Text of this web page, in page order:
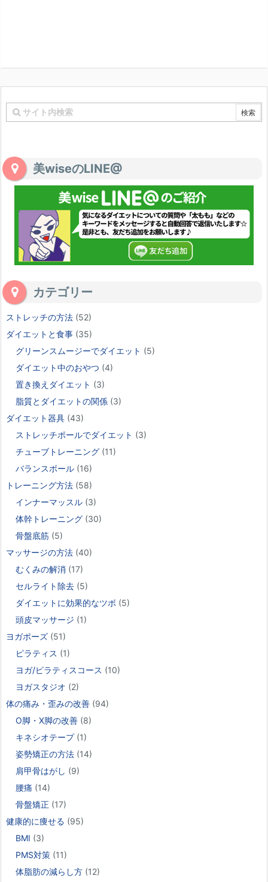
美wiseのLINE@
カテゴリー
ストレッチの方法 (52)
ダイエットと食事 (35)
グリーンスムージーでダイエット (5)
ダイエット中のおやつ (4)
置き換えダイエット (3)
脂質とダイエットの関係 (3)
ダイエット器具 (43)
ストレッチポールでダイエット (3)
チューブトレーニング (11)
バランスボール (16)
トレーニング方法 (58)
インナーマッスル (3)
体幹トレーニング (30)
骨盤底筋 (5)
マッサージの方法 (40)
むくみの解消 (17)
セルライト除去 (5)
ダイエットに効果的なツボ (5)
頭皮マッサージ (1)
ヨガポーズ (51)
ピラティス (1)
ヨガ/ピラティスコース (10)
ヨガスタジオ (2)
体の痛み・歪みの改善 (94)
O脚・X脚の改善 (8)
キネシオテープ(1)
姿勢矯正の方法 (14)
肩甲骨はがし (9)
腰痛 (14)
骨盤矯正 (17)
健康的に痩せる (95)
BMI (3)
PMS対策 (11)
体脂肪の減らし方 (12)